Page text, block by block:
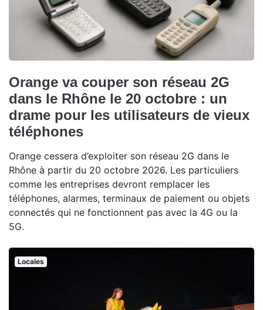
Orange va couper son réseau 2G
dans le Rhône le 20 octobre : un
drame pour les utilisateurs de vieux
téléphones
Orange cessera d’exploiter son réseau 2G dans le
Rhône à partir du 20 octobre 2026. Les particuliers
comme les entreprises devront remplacer les
téléphones, alarmes, terminaux de paiement ou objets
connectés qui ne fonctionnent pas avec la 4G ou la
5G.
Locales